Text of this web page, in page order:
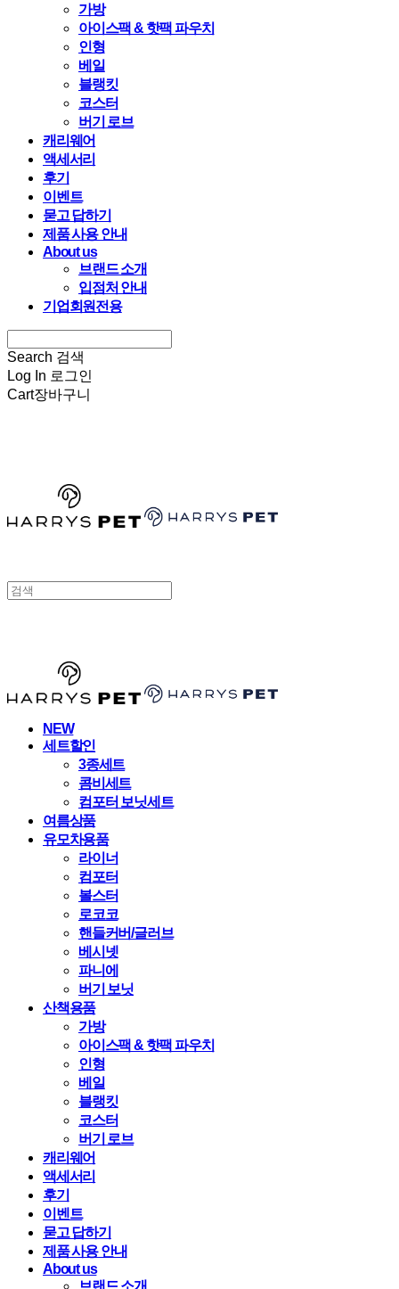
가방
아이스팩 & 핫팩 파우치
인형
베일
블랭킷
코스터
버기 로브
캐리웨어
액세서리
후기
이벤트
묻고 답하기
제품 사용 안내
About us
브랜드 소개
입점처 안내
기업회원전용
Search 검색
Log In 로그인
Cart장바구니
NEW
세트할인
3종세트
콤비세트
컴포터 보닛세트
여름상품
유모차용품
라이너
컴포터
볼스터
로코코
핸들커버/글러브
베시넷
파니에
버기 보닛
산책용품
가방
아이스팩 & 핫팩 파우치
인형
베일
블랭킷
코스터
버기 로브
캐리웨어
액세서리
후기
이벤트
묻고 답하기
제품 사용 안내
About us